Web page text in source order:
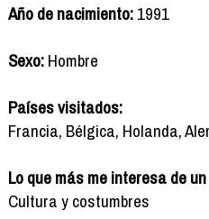
Año de nacimiento:1991
Sexo:Hombre
Países visitados:
Francia, Bélgica, Holanda,
Lo que más me interesa de
Cultura y costumbres